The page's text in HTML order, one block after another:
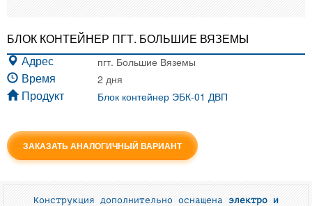
БЛОК КОНТЕЙНЕР ПГТ. БОЛЬШИЕ ВЯЗЕМЫ
Адрес пгт. Большие Вяземы
Время 2 дня
Продукт Блок контейнер ЭБК-01 ДВП
ЗАКАЗАТЬ АНАЛОГИЧНЫЙ ВАРИАНТ
Конструкция дополнительно оснащена электро и